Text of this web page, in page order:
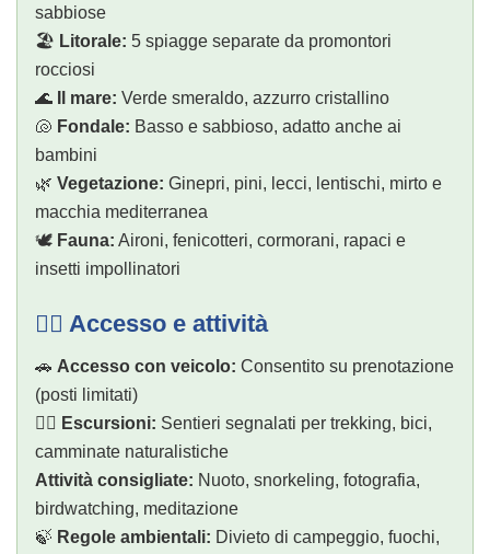
sabbiose
🏖️ Litorale: 5 spiagge separate da promontori
rocciosi
🌊
Il mare: Verde smeraldo, azzurro cristallino
🐚 Fondale: Basso e sabbioso, adatto anche ai
bambini
🌿 Vegetazione: Ginepri, pini, lecci, lentischi, mirto e
macchia mediterranea
🕊️ Fauna: Aironi, fenicotteri, cormorani, rapaci e
insetti impollinatori
🚶‍♂️ Accesso e attività
🚗 Accesso con veicolo: Consentito su prenotazione
(posti limitati)
🚶‍♀️ Escursioni: Sentieri segnalati per trekking, bici,
camminate naturalistiche
Attività consigliate: Nuoto, snorkeling, fotografia,
birdwatching, meditazione
🍃 Regole ambientali: Divieto di campeggio, fuochi,